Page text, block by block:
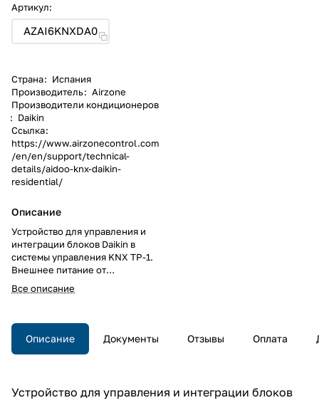
Артикул:
AZAI6KNXDA0
Страна: Испания
Производитель: Airzone
Производители кондиционеров
: Daikin
Ссылка:
https://www.airzonecontrol.com
/en/en/support/technical-
details/aidoo-knx-daikin-
residential/
Описание
Устройство для управления и
интеграции блоков Daikin в
системы управления KNX TP-1.
Внешнее питание от
внутреннего блока.
Все описание
Описание Документы Отзывы Оплата
Устройство для управления и интеграции блоков